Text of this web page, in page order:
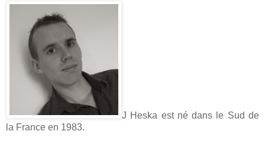
J Heska est né dans le Sud de
la France en 1983.